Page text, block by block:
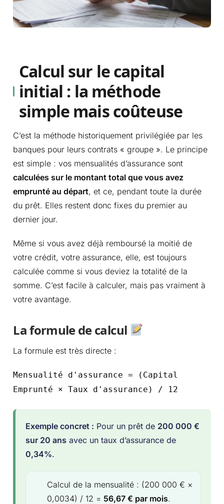
Calcul sur le capital
initial : la méthode
simple mais coûteuse
C’est la méthode historiquement privilégiée par les
banques pour leurs contrats « groupe ». Le principe
est simple : vos mensualités d’assurance sont
calculées sur le montant total que vous avez
emprunté au départ, et ce, pendant toute la durée
du prêt. Elles restent donc fixes du premier au
dernier jour.
Même si vous avez déjà remboursé la moitié de
votre crédit, votre assurance, elle, est toujours
calculée comme si vous deviez la totalité de la
somme. C’est facile à calculer, mais pas vraiment à
votre avantage.
La formule de calcul
La formule est très directe :
Mensualité d'assurance = (Capital
Emprunté × Taux d'assurance) / 12
Exemple concret : Pour un prêt de 200 000 €
sur 20 ans avec un taux d’assurance de
0,34%.
Calcul de la mensualité : (200 000 € ×
0,0034) / 12 = 56,67 € par mois.